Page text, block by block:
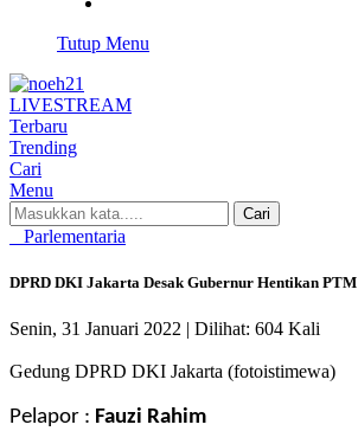
Tutup Menu
LIVESTREAM
Terbaru
Trending
Cari
Menu
Cari
Parlementaria
DPRD DKI Jakarta Desak Gubernur Hentikan PTM
Senin, 31 Januari 2022 | Dilihat: 604 Kali
Gedung DPRD DKI Jakarta (fotoistimewa)
Pelapor : Fauzi Rahim